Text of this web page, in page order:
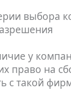
выбора
у
право на
с такой